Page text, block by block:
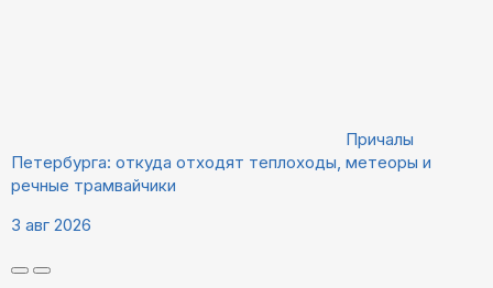
Причалы
Петербурга: откуда отходят теплоходы, метеоры и
речные трамвайчики
3 авг 2026